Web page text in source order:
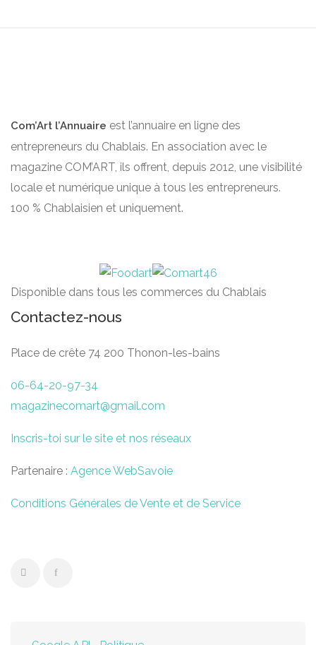
Com’Art l’Annuaire est l’annuaire en ligne des
entrepreneurs du Chablais. En association avec le
magazine COM’ART, ils offrent, depuis 2012, une visibilité
locale et numérique unique à tous les entrepreneurs.
100 % Chablaisien et uniquement.
Disponible dans tous les commerces du Chablais
Contactez-nous
Place de crête 74 200 Thonon-les-bains
06-64-20-97-34
magazinecomart@gmail.com
Inscris-toi sur le site et nos réseaux
Partenaire : Agence WebSavoie
Conditions Générales de Vente et de Service